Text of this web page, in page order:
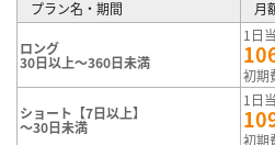
プラン名・期間 月
ロング
30日以上～360日未満
1日
初期
ショート【7日以上】
～30日未満
1日
初期